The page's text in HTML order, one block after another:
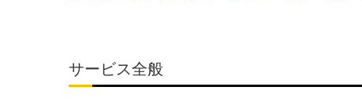
サービス全般